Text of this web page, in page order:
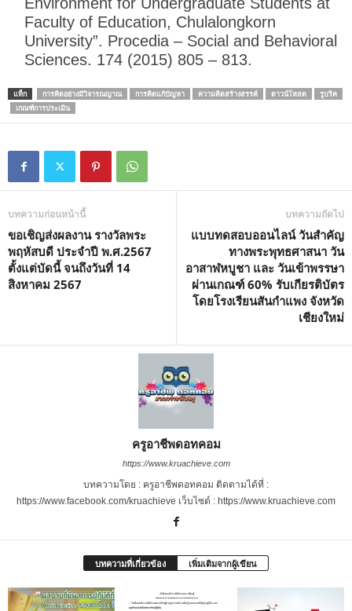
Faculty of Education, Chulalongkorn
University”. Procedia – Social and Behavioral
Sciences. 174 (2015) 805 – 813.
แท็ก การคิดอย่างมีวิจารณญาณ การคิดแก้ปัญหา ความคิดสร้างสรรค์ ดาวน์โหลด
รูบริค
เกณฑ์การประเมิน
บทความก่อนหน้านี้
ขอเชิญส่งผลงาน รางวัลพระ
พฤหัสบดี ประจำปี พ.ศ.2567
ตั้งแต่บัดนี้ จนถึงวันที่ 14
สิงหาคม 2567
บทความถัดไป
แบบทดสอบออนไลน์ วันสำคัญ
ทางพระพุทธศาสนา วัน
อาสาฬหบูชา และ วันเข้าพรรษา
ผ่านเกณฑ์ 60% รับเกียรติบัตร
โดยโรงเรียนสันกำแพง จังหวัด
เชียงใหม่
ครูอาชีพดอทคอม
https://www.kruachieve.com
บทความโดย : ครูอาชีพดอทคอม ติดตามได้ที่ :
https://www.facebook.com/kruachieve เว็บไซต์ : https://www.kruachieve.com
บทความที่เกี่ยวข้อง เพิ่มเติมจากผู้เขียน